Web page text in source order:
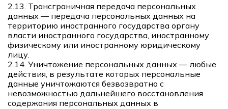
2.13. Трансграничная передача персональных
данных — передача персональных данных на
территорию иностранного государства органу
власти иностранного государства, иностранному
физическому или иностранному юридическому
лицу.
2.14. Уничтожение персональных данных — любые
действия, в результате которых персональные
данные уничтожаются безвозвратно с
невозможностью дальнейшего восстановления
содержания персональных данных в